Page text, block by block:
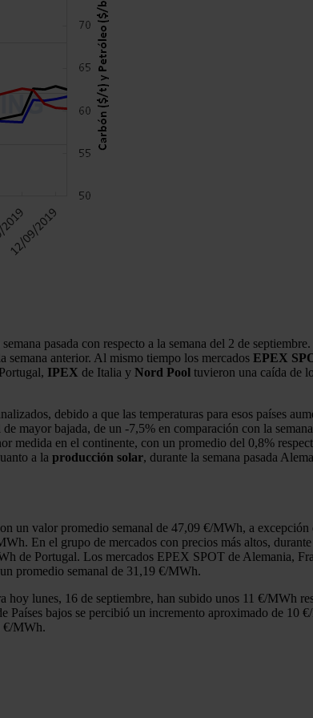
pasada con respecto a la semana del 2 de
semana anterior. Al mismo tiempo los mercados EPEX
IPEX de Italia y Nord Pool tuvieron una caída de
debido a que las temperaturas para esos países
mayor bajada, de un -7,5% en comparación con la
medida en el continente, con un promedio del 0,8%
a la producción solar, durante la semana pasada
un valor promedio semanal de 47,09 €/MWh, a
En el grupo de mercados con precios más altos,
Portugal. Los mercados EPEX SPOT de Alemania,
promedio semanal de 31,19 €/MWh.
lunes, 16 de septiembre, han subido unos 11 €/MWh
bajos se percibió un incremento aproximado de 10
€/MWh.